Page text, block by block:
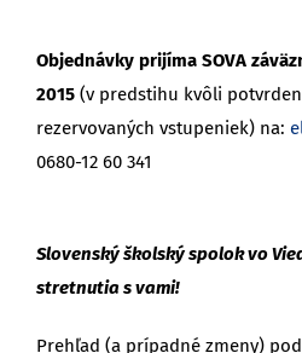
Objednávky prijíma SOVA
2015 (v predstihu kvôli
rezervovaných vstupeniek) na:
0680-12 60 341
Slovenský školský spolok vo
stretnutia s vami!
Prehľad (a prípadné zmeny)